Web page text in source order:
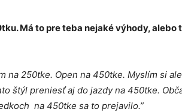
Má to pre teba nejaké výhody, alebo
na 250tke. Open na 450tke. Myslím si
štýl preniesť aj do jazdy na 450tke.
na 450tke sa to prejavilo.”